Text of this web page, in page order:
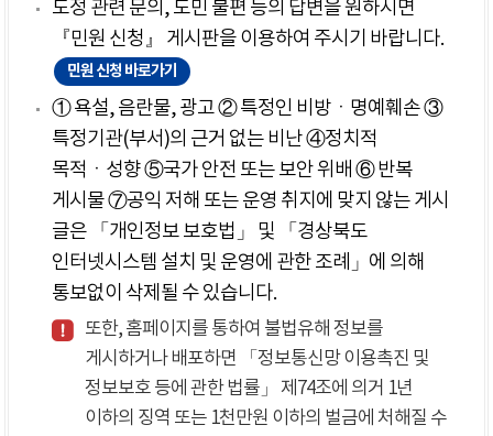
도정 관련 문의, 도민 불편 등의 답변을 원하시면
『민원 신청』 게시판을 이용하여 주시기 바랍니다.
민원 신청 바로가기
① 욕설, 음란물, 광고 ② 특정인 비방ㆍ명예훼손 ③
특정기관(부서)의 근거 없는 비난 ④정치적
목적ㆍ성향 ⑤국가 안전 또는 보안 위배 ⑥ 반복
게시물 ⑦공익 저해 또는 운영 취지에 맞지 않는 게시
글은 「개인정보 보호법」 및 「경상북도
인터넷시스템 설치 및 운영에 관한 조례」에 의해
통보없이 삭제될 수 있습니다.
또한, 홈페이지를 통하여 불법유해 정보를
게시하거나 배포하면 「정보통신망 이용촉진 및
정보보호 등에 관한 법률」 제74조에 의거 1년
이하의 징역 또는 1천만원 이하의 벌금에 처해질 수